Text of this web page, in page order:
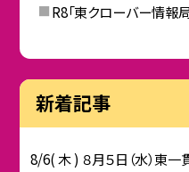
R8「東クローバー情報
新着記事
8/6( 木 ) ８月５日（水）東